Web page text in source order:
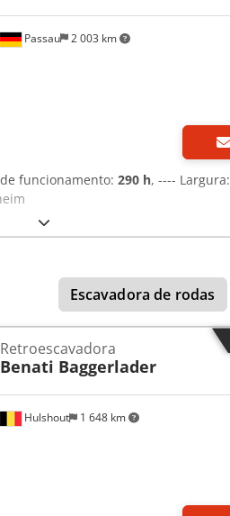
Passau 2 003 km
funcionamento: 290 h, ----
Escavadora de rodas
Hulshout 1 648 km
Retroescavadora
Benati Baggerlader